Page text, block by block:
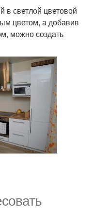
в светлой цветовой
цветом, а добавив
можно создать